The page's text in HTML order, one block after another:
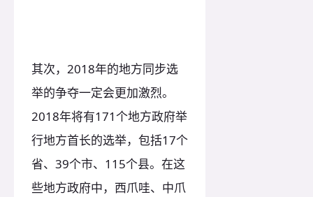
其次，2018年的地方同步选
举的争夺一定会更加激烈。
2018年将有171个地方政府举
行地方首长的选举，包括17个
省、39个市、115个县。在这
些地方政府中，西爪哇、中爪